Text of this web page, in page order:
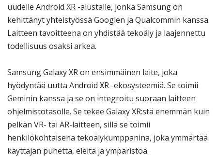
uudelle Android XR -alustalle, jonka Samsung on
kehittänyt yhteistyössä Googlen ja Qualcommin kanssa.
Laitteen tavoitteena on yhdistää tekoäly ja laajennettu
todellisuus osaksi arkea.
Samsung Galaxy XR on ensimmäinen laite, joka
hyödyntää uutta Android XR -ekosysteemiä. Se toimii
Geminin kanssa ja se on integroitu suoraan laitteen
ohjelmistotasolle. Se tekee Galaxy XR:stä enemmän kuin
pelkän VR- tai AR-laitteen, sillä se toimii
henkilökohtaisena tekoälykumppanina, joka ymmärtää
käyttäjän puhetta, eleitä ja ympäristöä.